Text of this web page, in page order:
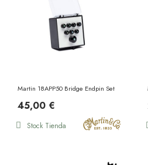
Martin 18APP50 Bridge Endpin Set Ebony
45,00 €
Stock Tienda